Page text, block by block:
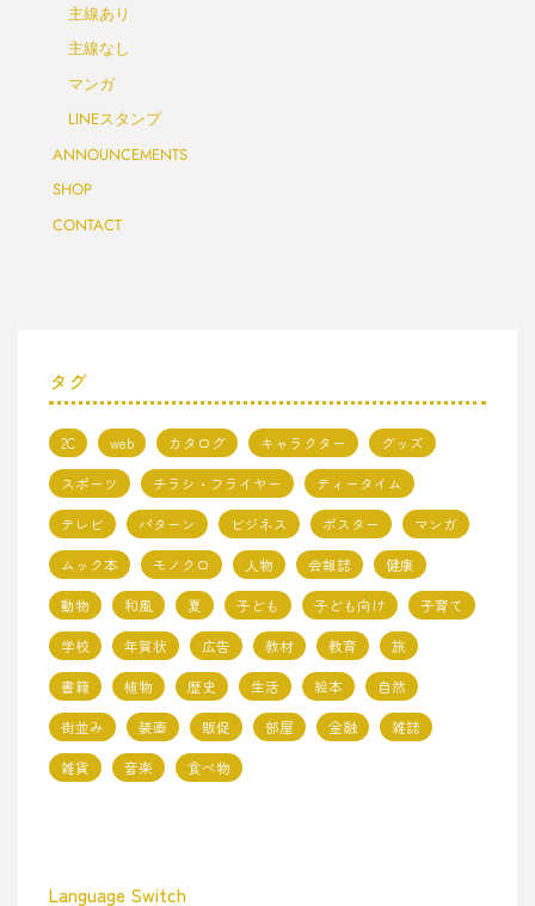
主線あり
主線なし
マンガ
LINEスタンプ
ANNOUNCEMENTS
SHOP
CONTACT
タグ
2C web カタログ キャラクター
グッズ
スポーツ
チラシ・フライヤー
ティータイム
テレビ
パターン ビジネス ポスター
マンガ
ムック本
モノクロ 人物 会報誌
健康
動物
和風 夏 子ども 子ども向け
子育て
学校
年賀状 広告 教材 教育
旅
書籍
植物 歴史 生活 絵本
自然
街並み
装画 販促 部屋 金融
雑誌
雑貨
音楽 食べ物
Language Switch